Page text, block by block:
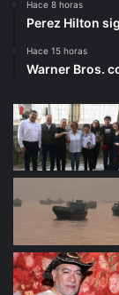
Hace 8 horas
Perez Hilton
Hace 15 horas
Warner Bros.